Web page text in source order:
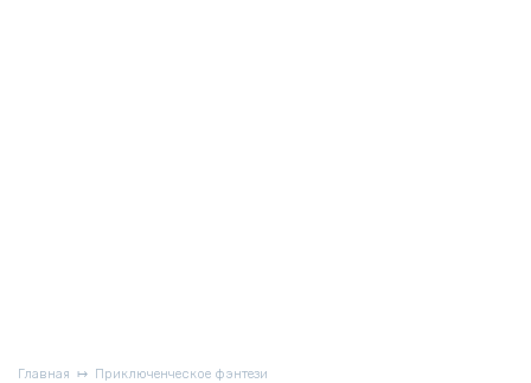
Главная Приключенческое фэнтези